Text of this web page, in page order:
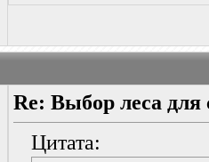
Re: Выбор леса для
Цитата: